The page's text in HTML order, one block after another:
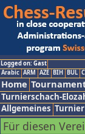
Logged on: Gast
Arabic ARM AZE BIH BUL
Home
Turnierschach-
Allgemeines
Für diesen